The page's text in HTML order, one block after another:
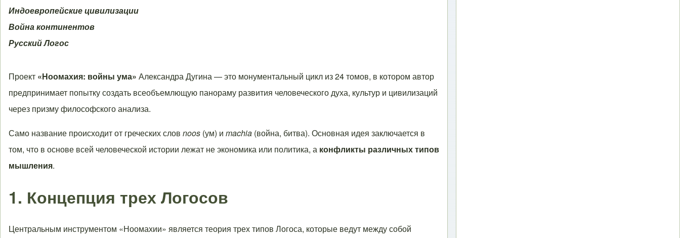
Индоевропейские цивилизации
Война континентов
Русский Логос
Проект «Ноомахия: войны ума» Александра Дугина — это монументальный цикл из 24 томов, в котором автор
предпринимает попытку создать всеобъемлющую панораму развития человеческого духа, культур и цивилизаций
через призму философского анализа.
Само название происходит от греческих слов noos (ум) и machia (война, битва). Основная идея заключается в
том, что в основе всей человеческой истории лежат не экономика или политика, а конфликты различных типов
мышления.
1. Концепция трех Логосов
Центральным инструментом «Ноомахии» является теория трех типов Логоса, которые ведут между собой